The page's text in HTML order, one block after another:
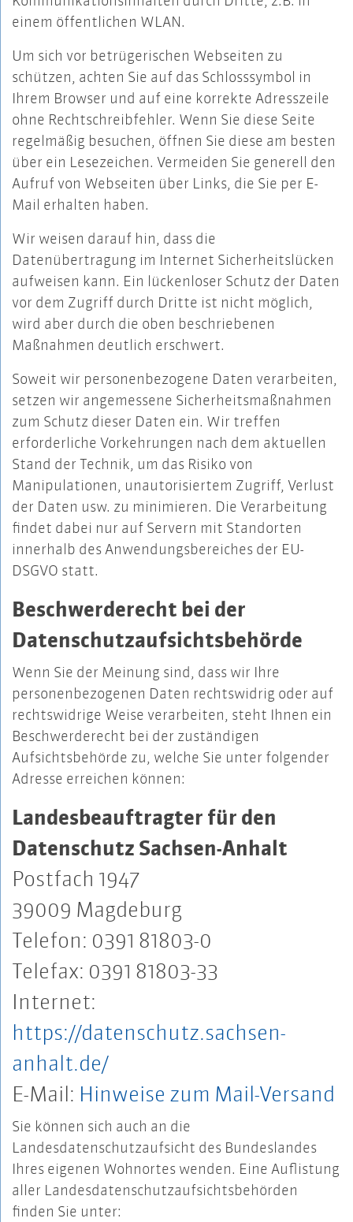
einem öffentlichen WLAN.
Um sich vor betrügerischen Webseiten zu
schützen, achten Sie auf das Schlosssymbol in
Ihrem Browser und auf eine korrekte Adresszeile
ohne Rechtschreibfehler. Wenn Sie diese Seite
regelmäßig besuchen, öffnen Sie diese am besten
über ein Lesezeichen. Vermeiden Sie generell den
Aufruf von Webseiten über Links, die Sie per E-
Mail erhalten haben.
Wir weisen darauf hin, dass die
Datenübertragung im Internet Sicherheitslücken
aufweisen kann. Ein lückenloser Schutz der Daten
vor dem Zugriff durch Dritte ist nicht möglich,
wird aber durch die oben beschriebenen
Maßnahmen deutlich erschwert.
Soweit wir personenbezogene Daten verarbeiten,
setzen wir angemessene Sicherheitsmaßnahmen
zum Schutz dieser Daten ein. Wir treffen
erforderliche Vorkehrungen nach dem aktuellen
Stand der Technik, um das Risiko von
Manipulationen, unautorisiertem Zugriff, Verlust
der Daten usw. zu minimieren. Die Verarbeitung
findet dabei nur auf Servern mit Standorten
innerhalb des Anwendungsbereiches der EU-
DSGVO statt.
Beschwerderecht bei der
Datenschutzaufsichtsbehörde
Wenn Sie der Meinung sind, dass wir Ihre
personenbezogenen Daten rechtswidrig oder auf
rechtswidrige Weise verarbeiten, steht Ihnen ein
Beschwerderecht bei der zuständigen
Aufsichtsbehörde zu, welche Sie unter folgender
Adresse erreichen können:
Landesbeauftragter für den
Datenschutz Sachsen-Anhalt
Postfach 1947
39009 Magdeburg
Telefon: 0391 81803-0
Telefax: 0391 81803-33
Internet:
https://datenschutz.sachsen-
anhalt.de/
E-Mail: Hinweise zum Mail-Versand
Sie können sich auch an die
Landesdatenschutzaufsicht des Bundeslandes
Ihres eigenen Wohnortes wenden. Eine Auflistung
aller Landesdatenschutzaufsichtsbehörden
finden Sie unter: